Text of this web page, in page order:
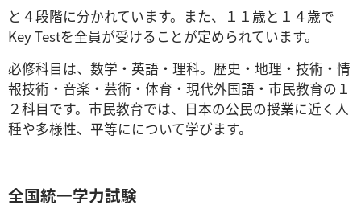
と４段階に分かれています。また、１１歳と１４歳で
Key Testを全員が受けることが定められています。
必修科目は、数学・英語・理科。歴史・地理・技術・情
報技術・音楽・芸術・体育・現代外国語・市民教育の１
２科目です。市民教育では、日本の公民の授業に近く人
種や多様性、平等にについて学びます。
全国統一学力試験